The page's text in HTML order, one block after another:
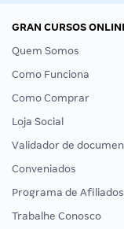
GRAN CURSOS
Quem Somos
Como Funciona
Como Comprar
Loja Social
Validador de
Conveniados
Programa de Afiliados
Trabalhe Conosco